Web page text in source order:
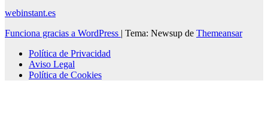
webinstant.es
Funciona gracias a WordPress | Tema: Newsup de Themeansar
Política de Privacidad
Aviso Legal
Política de Cookies